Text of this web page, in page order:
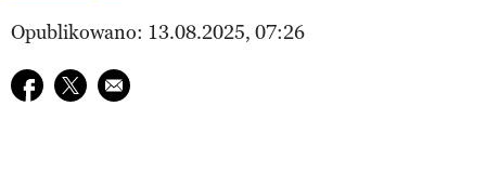
Opublikowano: 13.08.2025, 07:26
Udostępnij na facebook
Udostępnij na twitter
E-mail do przyjaciela